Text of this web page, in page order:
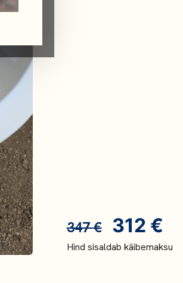
347€
Algne
hind
312 €
Hind sisaldab käibemaksu